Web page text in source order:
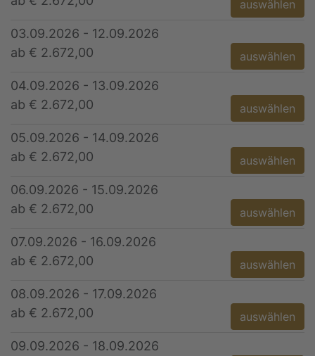
auswählen
03.09.2026 - 12.09.2026
ab € 2.672,00
auswählen
04.09.2026 - 13.09.2026
ab € 2.672,00
auswählen
05.09.2026 - 14.09.2026
ab € 2.672,00
auswählen
06.09.2026 - 15.09.2026
ab € 2.672,00
auswählen
07.09.2026 - 16.09.2026
ab € 2.672,00
auswählen
08.09.2026 - 17.09.2026
ab € 2.672,00
auswählen
09.09.2026 - 18.09.2026